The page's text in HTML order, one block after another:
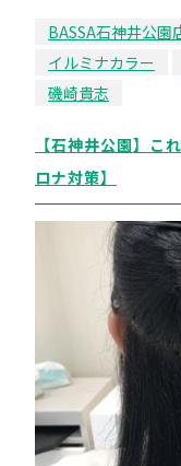
BASSA石神井公園
イルミナカラー
磯崎貴志
【石神井公園】こ
ロナ対策】